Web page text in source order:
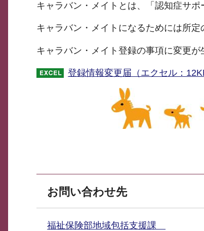
キャラバン・メイトとは、「認知症サ
キャラバン・メイトになるためには所
キャラバン・メイト登録の事項に変更が
登録情報変更届（エクセル：
お問い合わせ先
福祉保険部地域包括支援課